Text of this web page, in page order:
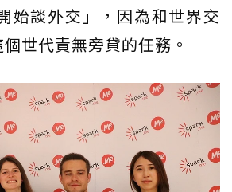
始談外交」，因為和世界交
世代責無旁貸的任務。